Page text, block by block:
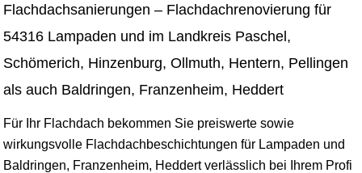
Flachdachsanierungen – Flachdachrenovierung für
54316 Lampaden und im Landkreis Paschel,
Schömerich, Hinzenburg, Ollmuth, Hentern, Pellingen
als auch Baldringen, Franzenheim, Heddert
Für Ihr Flachdach bekommen Sie preiswerte sowie
wirkungsvolle Flachdachbeschichtungen für Lampaden und
Baldringen, Franzenheim, Heddert verlässlich bei Ihrem Profi